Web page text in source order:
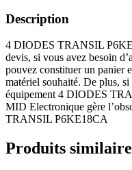
Description
4 DIODES TRANSIL
devis, si vous avez besoin
pouvez constituer un panier
matériel souhaité. De plus,
équipement 4 DIODES
MID Electronique gère
TRANSIL P6KE18CA
Produits